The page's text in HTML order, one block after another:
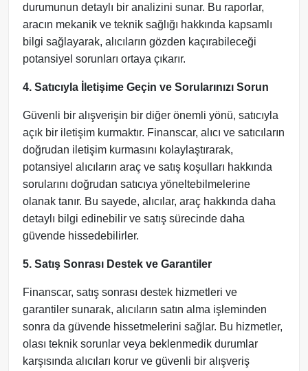
durumunun detaylı bir analizini sunar. Bu raporlar,
aracın mekanik ve teknik sağlığı hakkında kapsamlı
bilgi sağlayarak, alıcıların gözden kaçırabileceği
potansiyel sorunları ortaya çıkarır.
4. Satıcıyla İletişime Geçin ve Sorularınızı Sorun
Güvenli bir alışverişin bir diğer önemli yönü, satıcıyla
açık bir iletişim kurmaktır. Finanscar, alıcı ve satıcıların
doğrudan iletişim kurmasını kolaylaştırarak,
potansiyel alıcıların araç ve satış koşulları hakkında
sorularını doğrudan satıcıya yöneltebilmelerine
olanak tanır. Bu sayede, alıcılar, araç hakkında daha
detaylı bilgi edinebilir ve satış sürecinde daha
güvende hissedebilirler.
5. Satış Sonrası Destek ve Garantiler
Finanscar, satış sonrası destek hizmetleri ve
garantiler sunarak, alıcıların satın alma işleminden
sonra da güvende hissetmelerini sağlar. Bu hizmetler,
olası teknik sorunlar veya beklenmedik durumlar
karşısında alıcıları korur ve güvenli bir alışveriş